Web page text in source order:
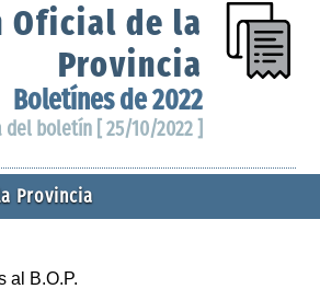
Oficial de la
Provincia
Boletínes de 2022
del boletín [ 25/10/2022 ]
Provincia
al B.O.P.